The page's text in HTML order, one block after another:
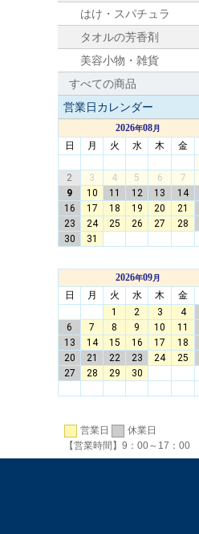
はけ・スパチュラ
タオルの芳香剤
美容小物・雑貨
すべての商品
営業日カレンダー
営業日
休業日
【営業時間】9：00～17：00